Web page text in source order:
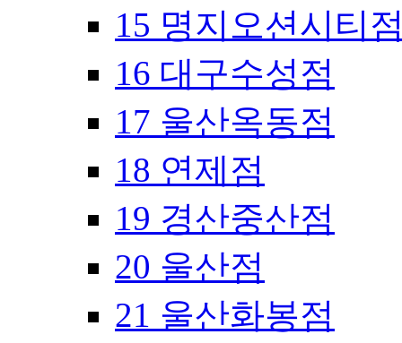
15 명지오션시티
16 대구수성점
17 울산옥동점
18 연제점
19 경산중산점
20 울산점
21 울산화봉점